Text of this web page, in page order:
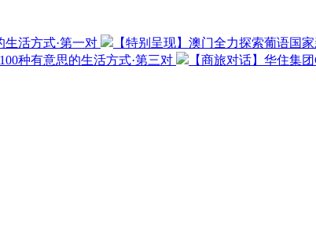
生活方式·第一对 【特别呈现】澳门全力探索葡语国
种有意思的生活方式·第三对 【商旅对话】华住集